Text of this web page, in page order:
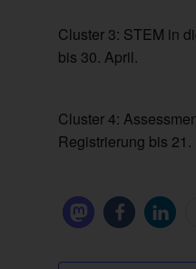
Cluster 3: STEM in
bis 30. April.
Cluster 4:
Registrierung bis 21.